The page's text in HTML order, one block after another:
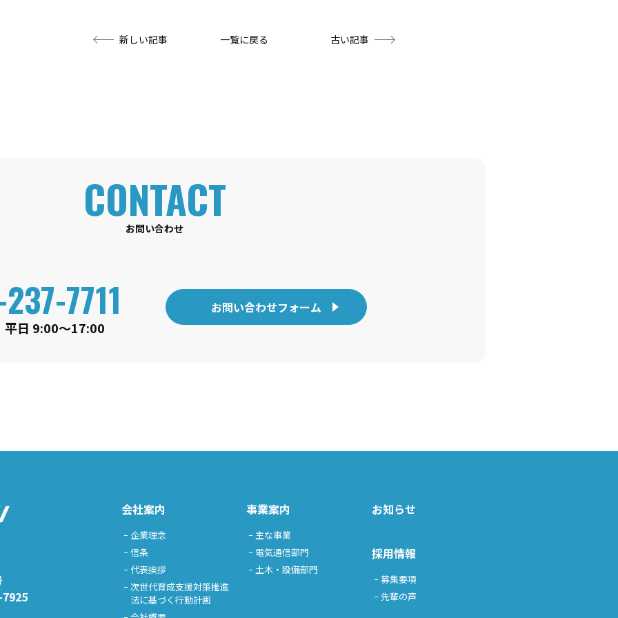
古い記事
新しい記事 一覧に戻る
お問い合わせ
7711
平日 9:00〜17:00
お問い合わせフォーム
会社案内
企業理念
信条
代表挨拶
次世代育成支援対策推進
法に基づく行動計画
事業案内
主な事業
電気通信部門
土木・設備部門
お知らせ
採用情報
募集要項
先輩の声